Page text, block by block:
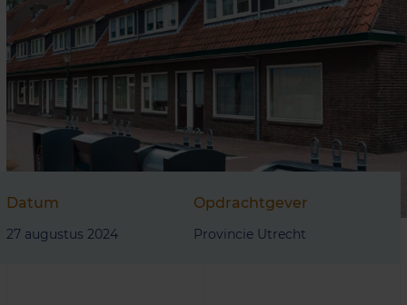
Datum
27 augustus 2024
Opdrachtgever
Provincie Utrecht